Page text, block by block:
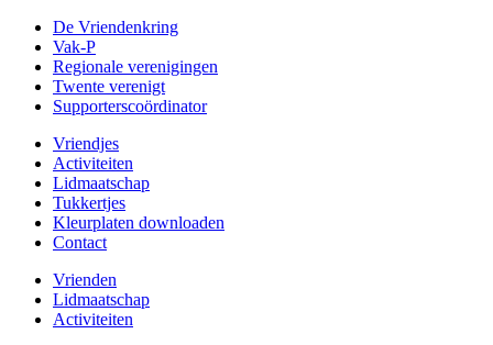
De Vriendenkring
Vak-P
Regionale verenigingen
Twente verenigt
Supporterscoördinator
Vriendjes
Activiteiten
Lidmaatschap
Tukkertjes
Kleurplaten downloaden
Contact
Vrienden
Lidmaatschap
Activiteiten